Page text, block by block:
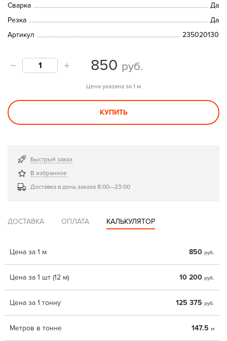
Сварка
Да
Резка
Да
Артикул
235020130
850 руб.
Цена указана за 1 м
КУПИТЬ
Быстрый заказ
В избранное
Доставка в день заказа 8:00—23:00
ДОСТАВКА ОПЛАТА КАЛЬКУЛЯТОР
Цена за 1 м 850 руб.
Цена за 1 шт (12 м) 10 200 руб.
Цена за 1 тонну 125 375 руб.
Метров в тонне 147.5 м